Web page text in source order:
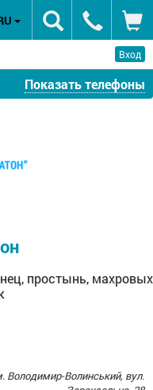
Вход
Показать телефоны
простынь, махровых
Володимир-Волинський, вул.